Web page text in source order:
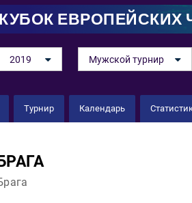
КУБОК
2019 Мужской турнир
Турнир Календарь
БРАГА